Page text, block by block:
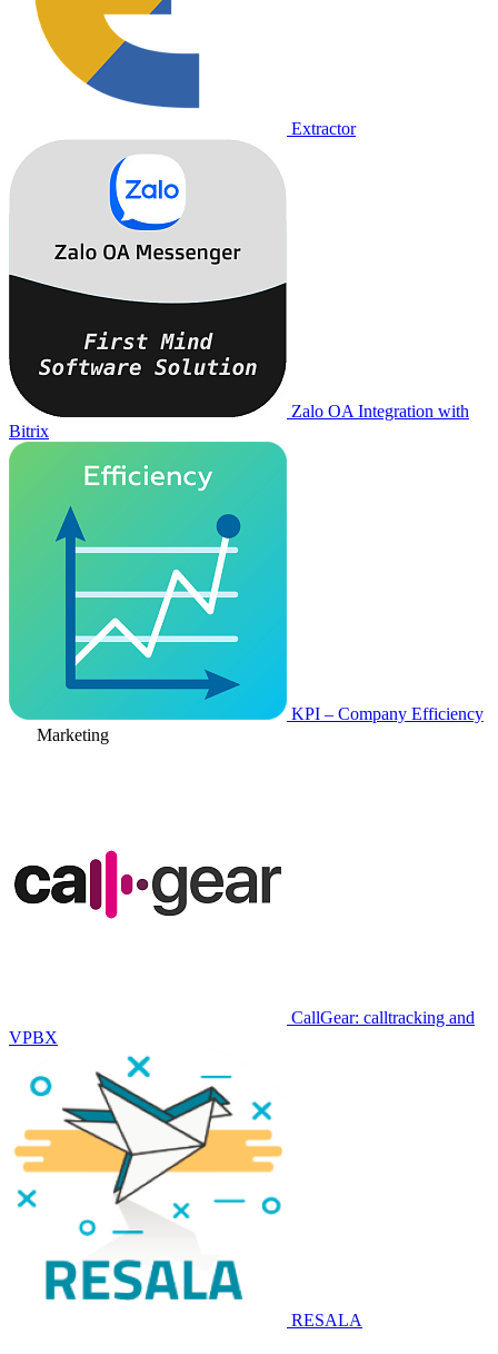
Extractor
Zalo OA Integration with
Bitrix
KPI – Company Efficiency
Marketing
CallGear: calltracking and
VPBX
RESALA